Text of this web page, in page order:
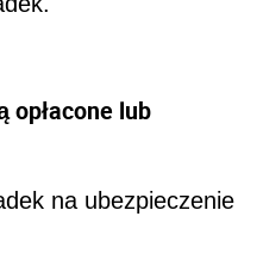
opłacone lub
na ubezpieczenie